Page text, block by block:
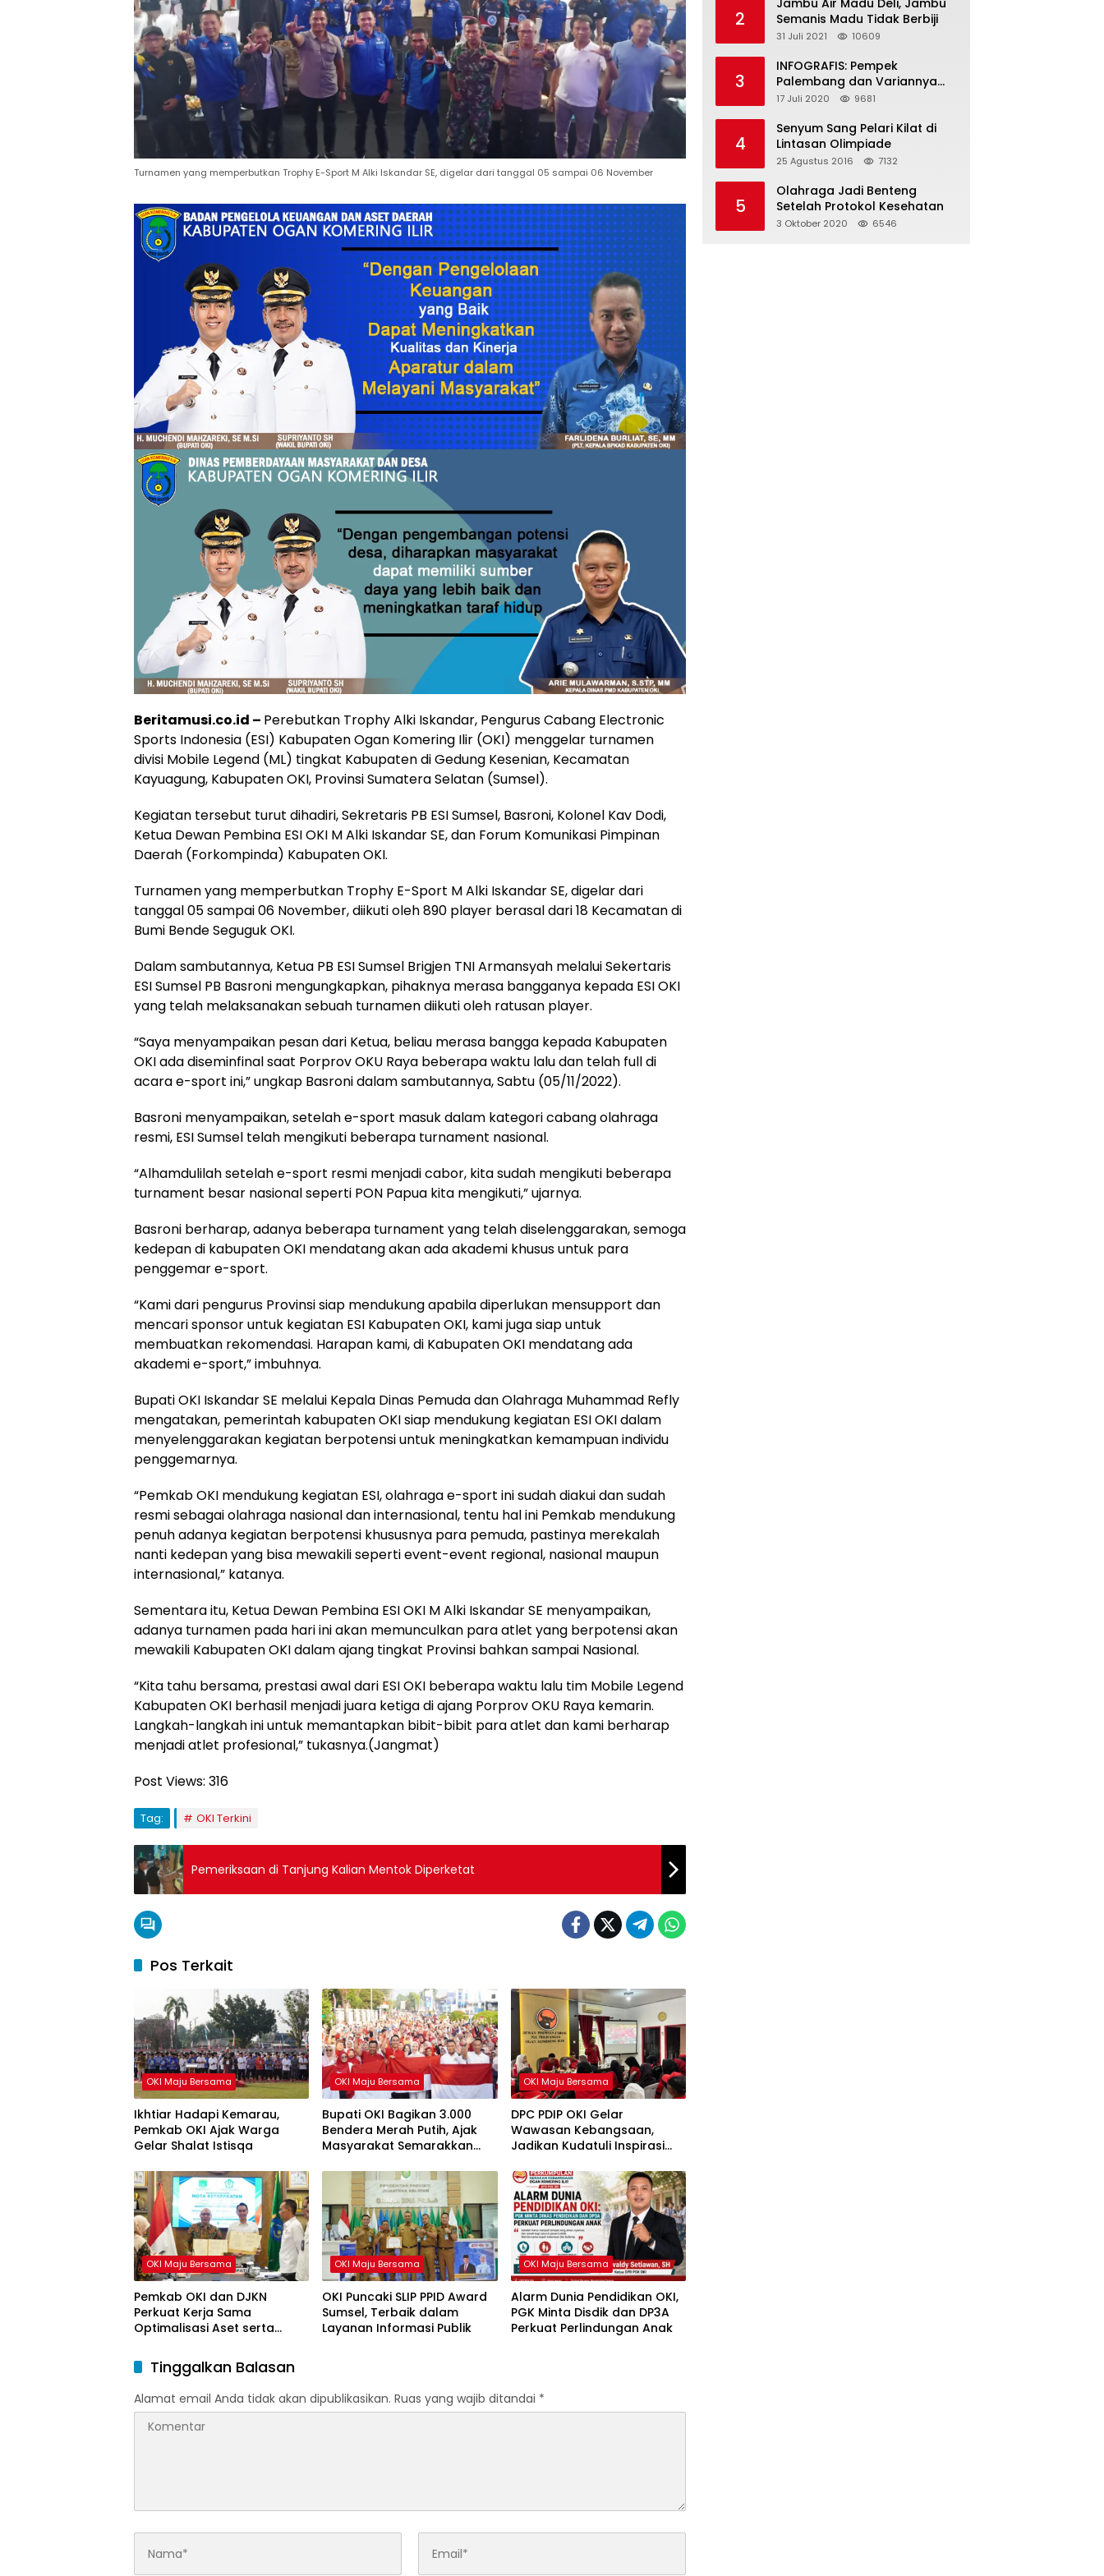
Turnamen yang memperbutkan Trophy E-Sport M Alki Iskandar SE, digelar dari tanggal 05 sampai 06 November
Beritamusi.co.id – Perebutkan Trophy Alki Iskandar, Pengurus Cabang Electronic
Sports Indonesia (ESI) Kabupaten Ogan Komering Ilir (OKI) menggelar turnamen
divisi Mobile Legend (ML) tingkat Kabupaten di Gedung Kesenian, Kecamatan
Kayuagung, Kabupaten OKI, Provinsi Sumatera Selatan (Sumsel).
Kegiatan tersebut turut dihadiri, Sekretaris PB ESI Sumsel, Basroni, Kolonel Kav Dodi,
Ketua Dewan Pembina ESI OKI M Alki Iskandar SE, dan Forum Komunikasi Pimpinan
Daerah (Forkompinda) Kabupaten OKI.
Turnamen yang memperbutkan Trophy E-Sport M Alki Iskandar SE, digelar dari
tanggal 05 sampai 06 November, diikuti oleh 890 player berasal dari 18 Kecamatan di
Bumi Bende Seguguk OKI.
Dalam sambutannya, Ketua PB ESI Sumsel Brigjen TNI Armansyah melalui Sekertaris
ESI Sumsel PB Basroni mengungkapkan, pihaknya merasa bangganya kepada ESI OKI
yang telah melaksanakan sebuah turnamen diikuti oleh ratusan player.
“Saya menyampaikan pesan dari Ketua, beliau merasa bangga kepada Kabupaten
OKI ada diseminfinal saat Porprov OKU Raya beberapa waktu lalu dan telah full di
acara e-sport ini,” ungkap Basroni dalam sambutannya, Sabtu (05/11/2022).
Basroni menyampaikan, setelah e-sport masuk dalam kategori cabang olahraga
resmi, ESI Sumsel telah mengikuti beberapa turnament nasional.
“Alhamdulilah setelah e-sport resmi menjadi cabor, kita sudah mengikuti beberapa
turnament besar nasional seperti PON Papua kita mengikuti,” ujarnya.
Basroni berharap, adanya beberapa turnament yang telah diselenggarakan, semoga
kedepan di kabupaten OKI mendatang akan ada akademi khusus untuk para
penggemar e-sport.
“Kami dari pengurus Provinsi siap mendukung apabila diperlukan mensupport dan
mencari sponsor untuk kegiatan ESI Kabupaten OKI, kami juga siap untuk
membuatkan rekomendasi. Harapan kami, di Kabupaten OKI mendatang ada
akademi e-sport,” imbuhnya.
Bupati OKI Iskandar SE melalui Kepala Dinas Pemuda dan Olahraga Muhammad Refly
mengatakan, pemerintah kabupaten OKI siap mendukung kegiatan ESI OKI dalam
menyelenggarakan kegiatan berpotensi untuk meningkatkan kemampuan individu
penggemarnya.
“Pemkab OKI mendukung kegiatan ESI, olahraga e-sport ini sudah diakui dan sudah
resmi sebagai olahraga nasional dan internasional, tentu hal ini Pemkab mendukung
penuh adanya kegiatan berpotensi khususnya para pemuda, pastinya merekalah
nanti kedepan yang bisa mewakili seperti event-event regional, nasional maupun
internasional,” katanya.
Sementara itu, Ketua Dewan Pembina ESI OKI M Alki Iskandar SE menyampaikan,
adanya turnamen pada hari ini akan memunculkan para atlet yang berpotensi akan
mewakili Kabupaten OKI dalam ajang tingkat Provinsi bahkan sampai Nasional.
“Kita tahu bersama, prestasi awal dari ESI OKI beberapa waktu lalu tim Mobile Legend
Kabupaten OKI berhasil menjadi juara ketiga di ajang Porprov OKU Raya kemarin.
Langkah-langkah ini untuk memantapkan bibit-bibit para atlet dan kami berharap
menjadi atlet profesional,” tukasnya.(Jangmat)
Post Views: 316
Tag: OKI Terkini
Pemeriksaan di Tanjung Kalian Mentok Diperketat
Pos Terkait
OKI Maju Bersama
Ikhtiar Hadapi Kemarau,
Pemkab OKI Ajak Warga
Gelar Shalat Istisqa
OKI Maju Bersama
Bupati OKI Bagikan 3.000
Bendera Merah Putih, Ajak
Masyarakat Semarakkan
OKI Maju Bersama
DPC PDIP OKI Gelar
Wawasan Kebangsaan,
Jadikan Kudatuli Inspirasi
OKI Maju Bersama
Pemkab OKI dan DJKN
Perkuat Kerja Sama
Optimalisasi Aset serta
OKI Maju Bersama
OKI Puncaki SLIP PPID Award
Sumsel, Terbaik dalam
Layanan Informasi Publik
OKI Maju Bersama
Alarm Dunia Pendidikan OKI,
PGK Minta Disdik dan DP3A
Perkuat Perlindungan Anak
Tinggalkan Balasan
Alamat email Anda tidak akan dipublikasikan. Ruas yang wajib ditandai *
2
Jambu Air Madu Deli, Jambu
Semanis Madu Tidak Berbiji
31 Juli 2021 10609
3
INFOGRAFIS: Pempek
Palembang dan Variannya
yang Melegenda
17 Juli 2020 9681
4
Senyum Sang Pelari Kilat di
Lintasan Olimpiade
25 Agustus 2016 7132
5
Olahraga Jadi Benteng
Setelah Protokol Kesehatan
3 Oktober 2020 6546